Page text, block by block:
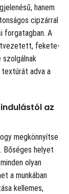
hanem
cipzárral
forgatagban. A
fekete-
adva a
az
megkönnyítse
Bőséges helyet
olyan
a munkában
kellemes,